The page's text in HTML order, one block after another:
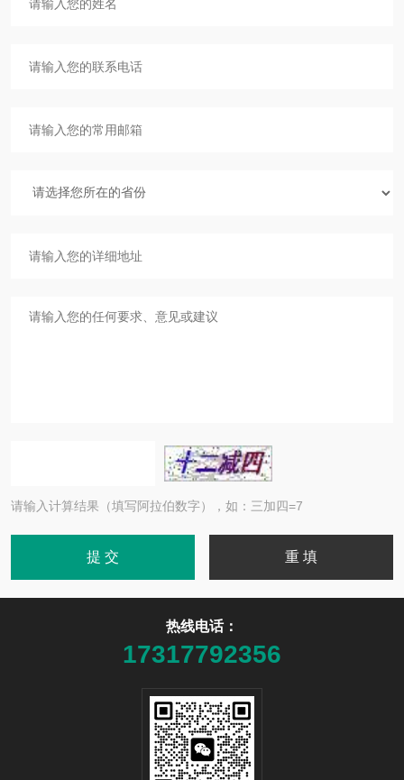
请输入计算结果（填写阿拉伯数字），如：三加四=7
热线电话：
17317792356